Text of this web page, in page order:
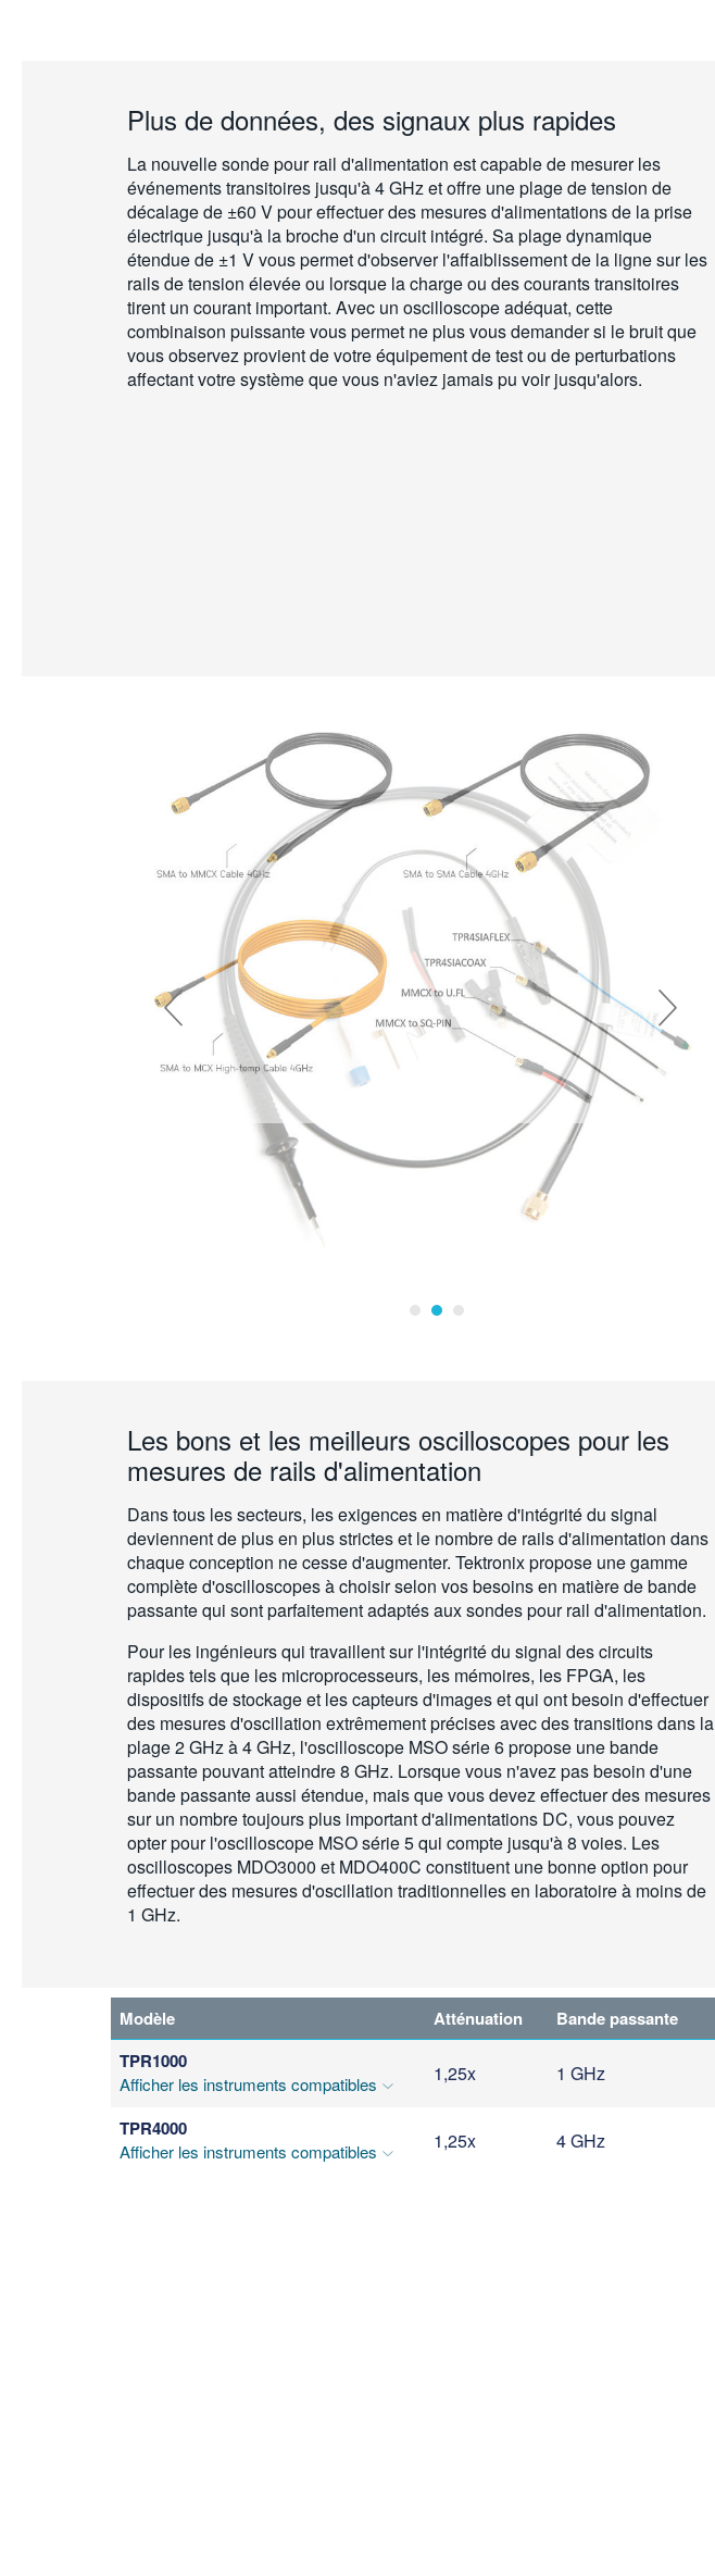
Plus de données, des signaux plus rapides
La nouvelle sonde pour rail d'alimentation est capable de mesurer les
événements transitoires jusqu'à 4 GHz et offre une plage de tension de
décalage de ±60 V pour effectuer des mesures d'alimentations de la prise
électrique jusqu'à la broche d'un circuit intégré. Sa plage dynamique
étendue de ±1 V vous permet d'observer l'affaiblissement de la ligne sur les
rails de tension élevée ou lorsque la charge ou des courants transitoires
tirent un courant important. Avec un oscilloscope adéquat, cette
combinaison puissante vous permet ne plus vous demander si le bruit que
vous observez provient de votre équipement de test ou de perturbations
affectant votre système que vous n'aviez jamais pu voir jusqu'alors.
Les bons et les meilleurs oscilloscopes pour les
mesures de rails d'alimentation
Dans tous les secteurs, les exigences en matière d'intégrité du signal
deviennent de plus en plus strictes et le nombre de rails d'alimentation dans
chaque conception ne cesse d'augmenter. Tektronix propose une gamme
complète d'oscilloscopes à choisir selon vos besoins en matière de bande
passante qui sont parfaitement adaptés aux sondes pour rail d'alimentation.
Pour les ingénieurs qui travaillent sur l'intégrité du signal des circuits
rapides tels que les microprocesseurs, les mémoires, les FPGA, les
dispositifs de stockage et les capteurs d'images et qui ont besoin d'effectuer
des mesures d'oscillation extrêmement précises avec des transitions dans la
plage 2 GHz à 4 GHz, l'oscilloscope MSO série 6 propose une bande
passante pouvant atteindre 8 GHz. Lorsque vous n'avez pas besoin d'une
bande passante aussi étendue, mais que vous devez effectuer des mesures
sur un nombre toujours plus important d'alimentations DC, vous pouvez
opter pour l'oscilloscope MSO série 5 qui compte jusqu'à 8 voies. Les
oscilloscopes MDO3000 et MDO400C constituent une bonne option pour
effectuer des mesures d'oscillation traditionnelles en laboratoire à moins de
1 GHz.
Modèle Atténuation Bande passante
TPR1000
Afficher les instruments compatibles 1,25x 1 GHz
TPR4000
Afficher les instruments compatibles 1,25x 4 GHz